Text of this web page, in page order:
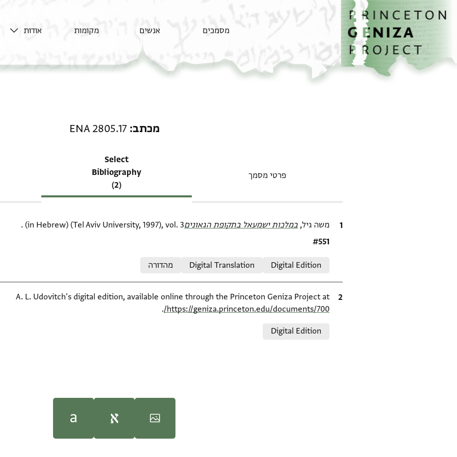
דילוג לתוכן
דף הבית
מסמכים אנשים מקומות אודות
מכתב ENA 2805.17
פרטי מסמך
Select
Bibliography
(2)
ציטוט
משה גיל, במלכות ישמעאל בתקופת הגאונים‎(in Hebrew) (Tel Aviv University, 1997), vol. 3.
Location in source
#551
Digital Edition
Digital Translation מהדורה
ציטוט
A. L. Udovitch's digital edition, available online through the Princeton Geniza Project at
https://geniza.princeton.edu/documents/700/
.
Digital Edition